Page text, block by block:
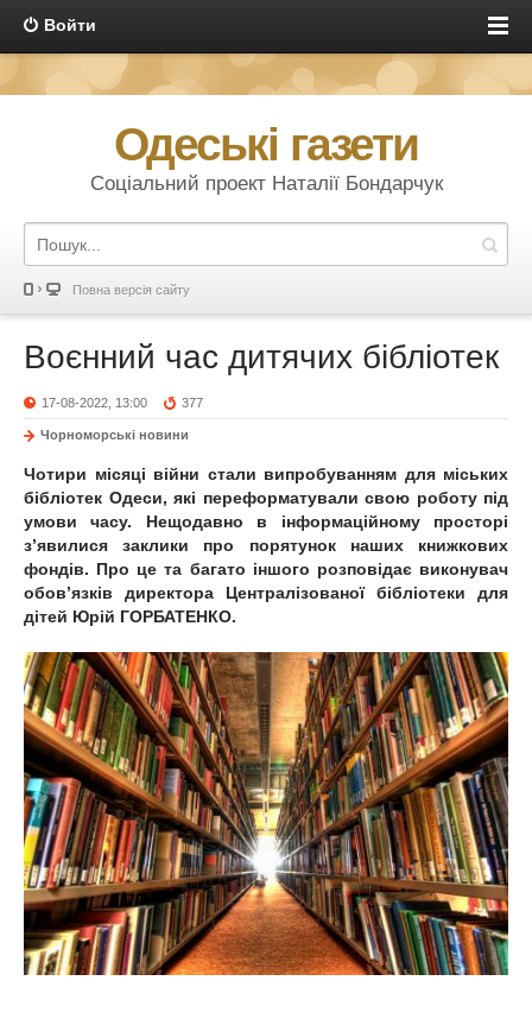
Войти
Одеські газети
Соціальний проект Наталії Бондарчук
Повна версія сайту
Воєнний час дитячих бібліотек
17-08-2022, 13:00 377
Чорноморські новини
Чотири місяці війни стали випробуванням для міських
бібліотек Одеси, які переформатували свою роботу під
умови часу. Нещодавно в інформаційному просторі
з’явилися заклики про порятунок наших книжкових
фондів. Про це та багато іншого розповідає виконувач
обов’язків директора Централізованої бібліотеки для
дітей Юрій ГОРБАТЕНКО.